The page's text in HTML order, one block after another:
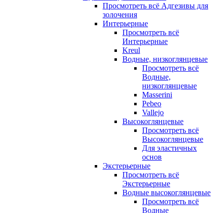
Просмотреть всё Адгезивы для
золочения
Интерьерные
Просмотреть всё
Интерьерные
Kreul
Водные, низкоглянцевые
Просмотреть всё
Водные,
низкоглянцевые
Masserini
Pebeo
Vallejo
Высокоглянцевые
Просмотреть всё
Высокоглянцевые
Для эластичных
основ
Экстерьерные
Просмотреть всё
Экстерьерные
Водные высокоглянцевые
Просмотреть всё
Водные